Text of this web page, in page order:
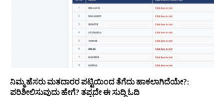
ನಿಮ್ಮ ಹೆಸರು ಮತದಾರರ ಪಟ್ಟಿಯಿಂದ ತೆಗೆದು ಹಾಕಲಾಗಿದೆಯೇ?:
ಪರಿಶೀಲಿಸುವುದು ಹೇಗೆ? ತಪ್ಪದೇ ಈ ಸುದ್ದಿ ಓದಿ